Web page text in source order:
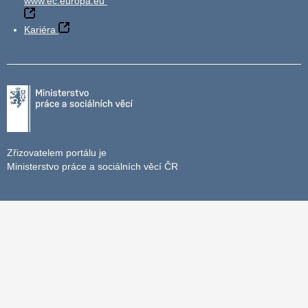
Kariéra
Zřizovatelem portálu je
Ministerstvo práce a sociálních věcí ČR